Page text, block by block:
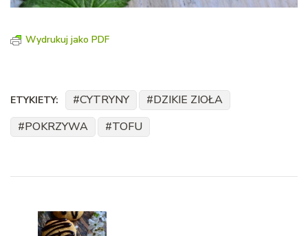
Wydrukuj jako PDF
ETYKIETY: CYTRYNY
DZIKIE ZIOŁA
POKRZYWA
TOFU
wpisu